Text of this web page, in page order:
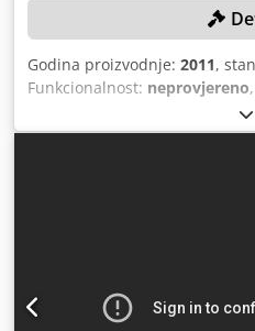
Godina proizvodnje: 2011,
Funkcionalnost: neprovjereno
,
Oprema:CE oznaka,
2.200 mm Maks. širina ploče:
("viđeno-kupljeno") na temelju
tehničke/komercijalne